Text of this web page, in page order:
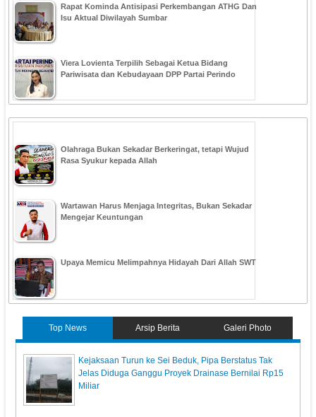
Rapat Kominda Antisipasi Perkembangan ATHG Dan
Isu Aktual Diwilayah Sumbar
Viera Lovienta Terpilih Sebagai Ketua Bidang
Pariwisata dan Kebudayaan DPP Partai Perindo
Olahraga Bukan Sekadar Berkeringat, tetapi Wujud
Rasa Syukur kepada Allah
Wartawan Harus Menjaga Integritas, Bukan Sekadar
Mengejar Keuntungan
Upaya Memicu Melimpahnya Hidayah Dari Allah SWT
Top News Arsip Berita Galeri Photo
Kejaksaan Turun ke Sei Beduk, Pipa Berstatus Tak
Jelas Diduga Ganggu Proyek Drainase Bernilai Rp15
Miliar